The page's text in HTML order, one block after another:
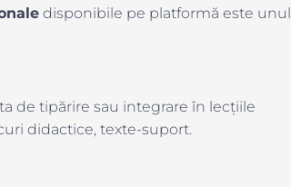
disponibile pe platformă este unul
de tipărire sau integrare în lecțiile
didactice, texte-suport.